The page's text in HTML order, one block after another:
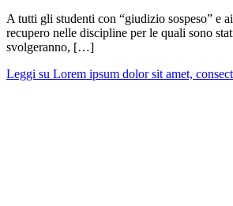
A tutti gli studenti con “giudizio sospeso” e
recupero nelle discipline per le quali sono
svolgeranno, […]
Leggi su Lorem ipsum dolor sit amet,